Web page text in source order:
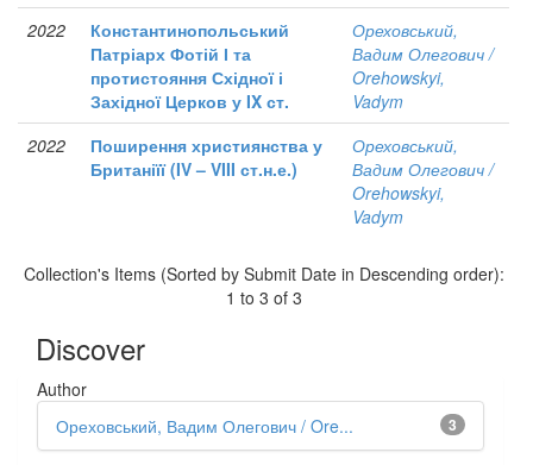
2022
Константинопольський
Патріарх Фотій І та
протистояння Східної і
Західної Церков у IX ст.
Ореховський,
Вадим Олегович /
Orehowskyi,
Vadym
2022
Поширення християнства у
Британіїї (IV – VIII ст.н.е.)
Ореховський,
Вадим Олегович /
Orehowskyi,
Vadym
Collection's Items (Sorted by Submit Date in Descending order):
1 to 3 of 3
Discover
Author
3
Ореховський, Вадим Олегович / Ore...